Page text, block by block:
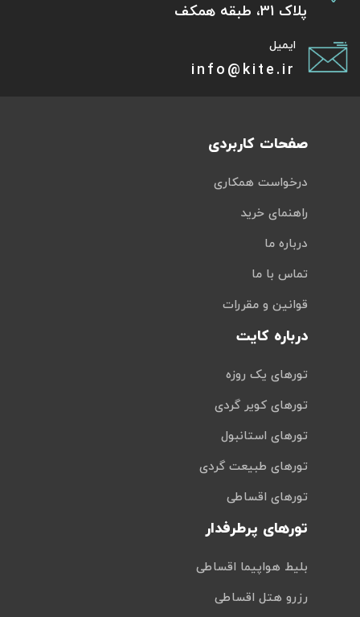
پلاک 31، طبقه همکف
ایمیل
info@kite.ir
صفحات کاربردی
درخواست همکاری
راهنمای خرید
درباره ما
تماس با ما
قوانین و مقررات
درباره کایت
تورهای یک روزه
تورهای کویر گردی
تورهای استانبول
تورهای طبیعت گردی
تورهای اقساطی
تورهای پرطرفدار
بلیط هواپیما اقساطی
رزرو هتل اقساطی